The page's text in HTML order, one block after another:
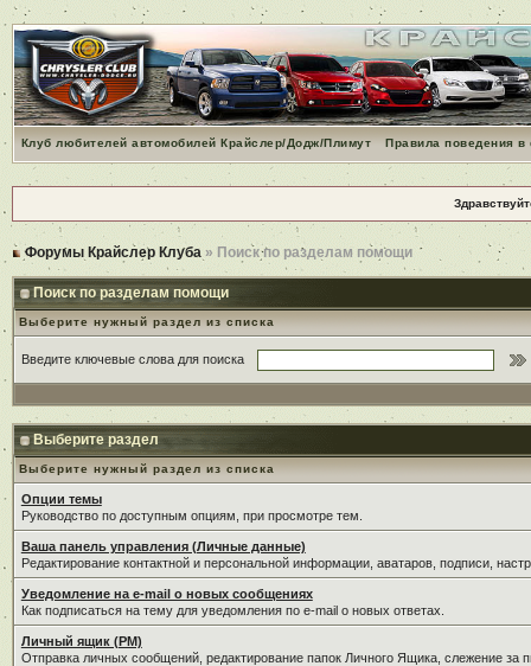
Клуб любителей автомобилей Крайслер/Додж/Плимут Правила поведения
Форумы Крайслер Клуба » Поиск по разделам помощи
Поиск по разделам помощи
Выберите нужный раздел из списка
Введите ключевые слова для поиска
Выберите раздел
Выберите нужный раздел из списка
Опции темы
Руководство по доступным опциям, при просмотре тем.
Ваша панель управления (Личные данные)
Редактирование контактной и персональной информации, аватаров, подписи,
Уведомление на e-mail о новых сообщениях
Как подписаться на тему для уведомления по e-mail о новых ответах.
Личный ящик (PM)
Отправка личных сообщений, редактирование папок Личного Ящика, слежение